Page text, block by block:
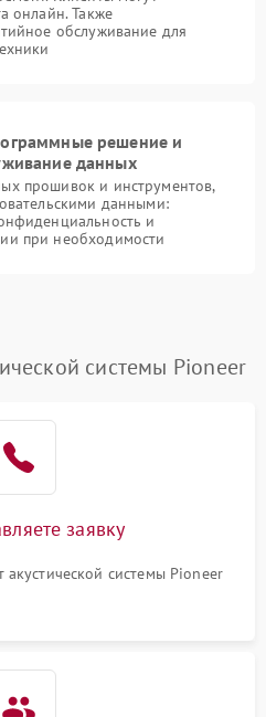
онлайн. Также
обслуживание для
решение и
данных
прошивок и инструментов,
данными:
и
при необходимости
системы Pioneer
заявку
акустической системы Pioneer